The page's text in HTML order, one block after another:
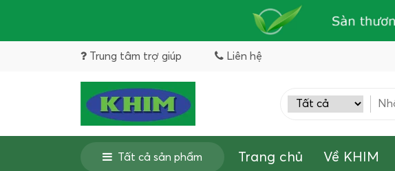
Trung tâm trợ giúp Liên hệ
Tất cả sản phẩm Trang chủ Về KHIM